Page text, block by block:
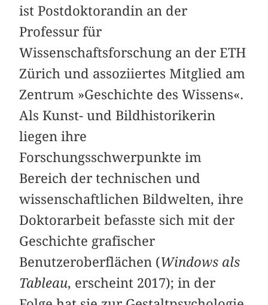
ist Postdoktorandin an der
Professur für
Wissenschaftsforschung an der ETH
Zürich und assoziiertes Mitglied am
Zentrum »Geschichte des Wissens«.
Als Kunst- und Bildhistorikerin
liegen ihre
Forschungsschwerpunkte im
Bereich der technischen und
wissenschaftlichen Bildwelten, ihre
Doktorarbeit befasste sich mit der
Geschichte grafischer
Benutzeroberflächen (Windows als
Tableau, erscheint 2017); in der